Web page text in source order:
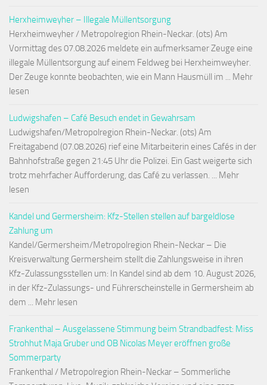
Herxheimweyher – Illegale Müllentsorgung
Herxheimweyher / Metropolregion Rhein-Neckar. (ots) Am
Vormittag des 07.08.2026 meldete ein aufmerksamer Zeuge eine
illegale Müllentsorgung auf einem Feldweg bei Herxheimweyher.
Der Zeuge konnte beobachten, wie ein Mann Hausmüll im ... Mehr
lesen
Ludwigshafen – Café Besuch endet in Gewahrsam
Ludwigshafen/Metropolregion Rhein-Neckar. (ots) Am
Freitagabend (07.08.2026) rief eine Mitarbeiterin eines Cafés in der
Bahnhofstraße gegen 21:45 Uhr die Polizei. Ein Gast weigerte sich
trotz mehrfacher Aufforderung, das Café zu verlassen. ... Mehr
lesen
Kandel und Germersheim: Kfz-Stellen stellen auf bargeldlose
Zahlung um
Kandel/Germersheim/Metropolregion Rhein-Neckar – Die
Kreisverwaltung Germersheim stellt die Zahlungsweise in ihren
Kfz-Zulassungsstellen um: In Kandel sind ab dem 10. August 2026,
in der Kfz-Zulassungs- und Führerscheinstelle in Germersheim ab
dem ... Mehr lesen
Frankenthal – Ausgelassene Stimmung beim Strandbadfest: Miss
Strohhut Maja Gruber und OB Nicolas Meyer eröffnen große
Sommerparty
Frankenthal / Metropolregion Rhein-Neckar – Sommerliche